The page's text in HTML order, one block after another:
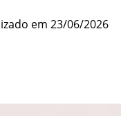
em 23/06/2026